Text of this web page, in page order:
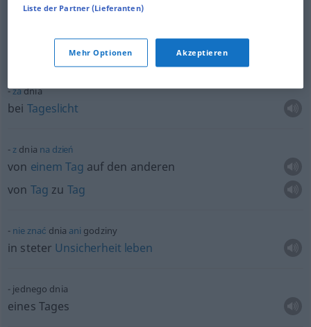
vorher
zadnia
bei Tageslicht
z dnia na dzień
von einem Tag auf den anderen
von Tag zu Tag
nieznać dnia ani godziny
in steter Unsicherheit leben
jednego dnia
eines Tages
Liste der Partner (Lieferanten)
Mehr Optionen Akzeptieren